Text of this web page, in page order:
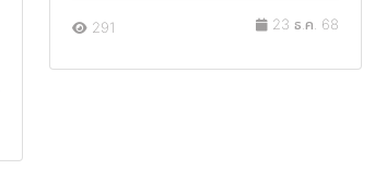
291 23 ธ.ค. 68